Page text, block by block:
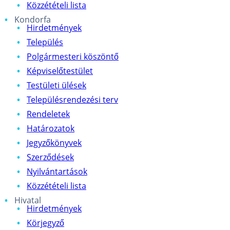
Közzétételi lista
Kondorfa
Hirdetmények
Település
Polgármesteri köszöntő
Képviselőtestület
Testületi ülések
Településrendezési terv
Rendeletek
Határozatok
Jegyzőkönyvek
Szerződések
Nyilvántartások
Közzétételi lista
Hivatal
Hirdetmények
Körjegyző